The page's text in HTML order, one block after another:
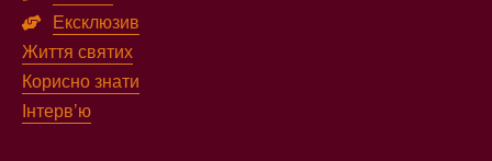
Ексклюзив
Життя святих
Корисно знати
Інтерв’ю